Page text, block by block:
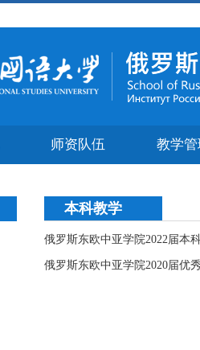
师资队伍 教学
本科教学
俄罗斯东欧中亚学院2022届本
俄罗斯东欧中亚学院2020届优